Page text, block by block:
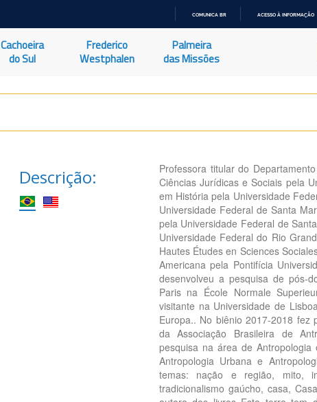
O
COMUNICA BR ACESSO À INFORMAÇÃO
Cachoeira
do Sul
Frederico
Westphalen
Palmeira
das Missões
Descrição:
Professora titular do
Ciências Jurídicas e Sociais pela
em História pela Universidade
Universidade Federal de Santa
pela Universidade Federal de
Universidade Federal do Rio
Hautes Études en Sciences
Americana pela Pontifícia
desenvolveu a pesquisa de pós-
Paris na École Normale
visitante na Universidade de
Europa.. No biênio 2017-2018 fez
da Associação Brasileira de
pesquisa na área de
Antropologia Urbana e
temas: nação e região, mito,
tradicionalismo gaúcho, casa,